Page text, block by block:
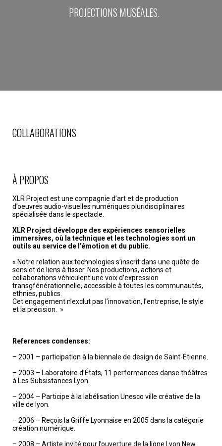
PROJECTIONS MUSÉALES.
COLLABORATIONS
À PROPOS
XLR Project est une compagnie d’art et de production
d’oeuvres audio-visuelles numériques pluridisciplinaires
spécialisée dans le spectacle.
XLR Project développe des expériences sensorielles
immersives, où la technique et les technologies sont un
outils au service de l’émotion et du public.
« Notre relation aux technologies s’inscrit dans une quête de
sens et de liens à tisser. Nos productions, actions et
collaborations véhiculent une voix d’expression
transgfénérationnelle, accessible à toutes les communautés,
ethnies, publics.
Cet engagement n’exclut pas l’innovation, l’entreprise, le style
et la précision. »
References condenses:
– 2001 – participation à la biennale de design de Saint-Étienne.
– 2003 – Laboratoire d’États, 11 performances danse théâtres
à Les Subsistances Lyon.
– 2004 – Participe à la labélisation Unesco ville créative de la
ville de lyon.
– 2006 – Reçois la Griffe Lyonnaise en 2005 dans la catégorie
création numérique.
– 2008 – Artiste invité pour l’ouverture de la ligne Lyon New